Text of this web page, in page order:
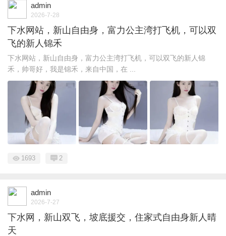
admin
2026-7-28
下水网站，新山自由身，富力公主湾打飞机，可以双
飞的新人锦禾
下水网站，新山自由身，富力公主湾打飞机，可以双飞的新人锦
禾，帅哥好，我是锦禾，来自中国，在 ...
1693 2
admin
2026-7-27
下水网，新山双飞，坡底援交，住家式自由身新人晴
天